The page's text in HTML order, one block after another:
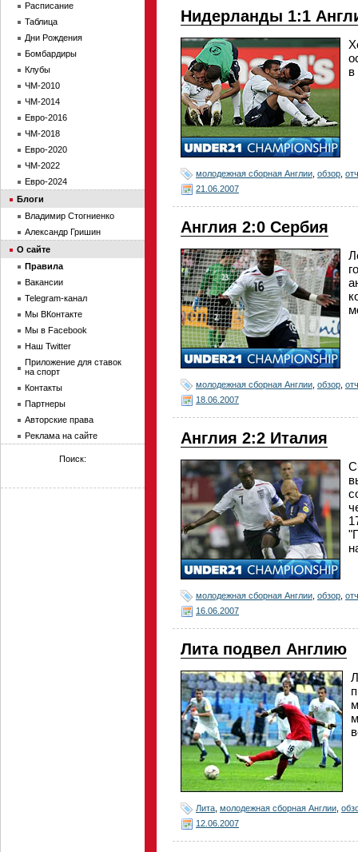
Нидерланды 1:1
в
молодежная сборная Англии обзор
21.06.2007
Англия 2:0 Сербия
молодежная сборная Англии обзор
18.06.2007
Англия 2:2 Италия
молодежная сборная Англии обзор
16.06.2007
Лита подвел Англию
Лита молодежная сборная Англии
12.06.2007
Расписание
Таблица
Дни Рождения
Бомбардиры
Клубы
ЧМ-2010
ЧМ-2014
Евро-2016
ЧМ-2018
Евро-2020
ЧМ-2022
Евро-2024
Блоги
Владимир Стогниенко
Александр Гришин
О сайте
Правила
Вакансии
Telegram-канал
Мы ВКонтакте
Мы в Facebook
Наш Twitter
Приложение для ставок
на спорт
Контакты
Партнеры
Авторские права
Реклама на сайте
Поиск: